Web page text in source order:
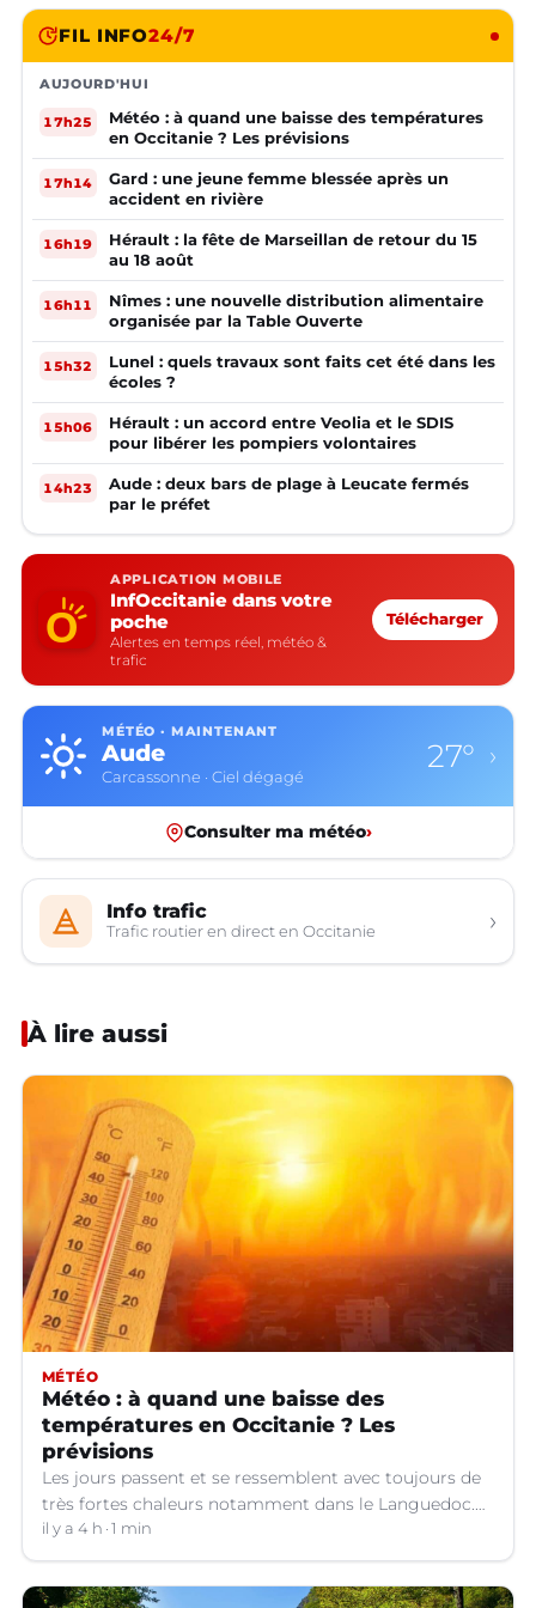
FIL INFO24/7
AUJOURD'HUI
17h25
Météo : à quand une baisse des températures
en Occitanie ? Les prévisions
17h14
Gard : une jeune femme blessée après un
accident en rivière
16h19
Hérault : la fête de Marseillan de retour du 15
au 18 août
16h11
Nîmes : une nouvelle distribution alimentaire
organisée par la Table Ouverte
15h32
Lunel : quels travaux sont faits cet été dans les
écoles ?
15h06
Hérault : un accord entre Veolia et le SDIS
pour libérer les pompiers volontaires
14h23
Aude : deux bars de plage à Leucate fermés
par le préfet
APPLICATION MOBILE
InfOccitanie dans votre
poche
Alertes en temps réel, météo &
trafic
Télécharger
MÉTÉO · MAINTENANT
Aude
Carcassonne · Ciel dégagé
27° ›
Consulter ma météo›
Info trafic
Trafic routier en direct en Occitanie ›
À lire aussi
MÉTÉO
Météo : à quand une baisse des
températures en Occitanie ? Les
prévisions
Les jours passent et se ressemblent avec toujours de
très fortes chaleurs notamment dans le Languedoc.
Jusqu’à quand ?
il y a 4 h 1 min